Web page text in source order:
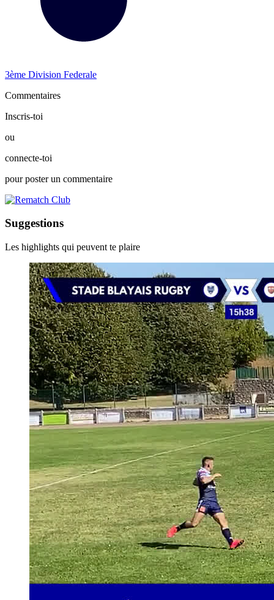
3ème Division Federale
Commentaires
Inscris-toi
ou
connecte-toi
pour poster un commentaire
Suggestions
Les highlights qui peuvent te plaire